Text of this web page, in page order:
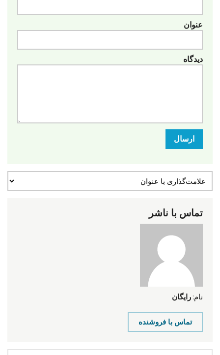
عنوان
دیدگاه
ارسال
تماس با ناشر
نام: رایگان
تماس با فروشنده